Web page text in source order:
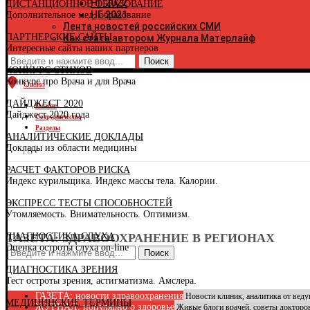
ДИСТАНЦИОННОЕ ОБРАЗОВАНИЕ
Дополнительное мед. образование
ПАРТНЕРСКИЕ САЙТЫ
Интересные сайты наших партнеров
КОНКУРС СТИХОВ
Конкурс про Врача и для Врача
ДАЙДЖЕСТ 2020
Дайджест 2020 года
АНАЛИТИЧЕСКИЕ ДОКЛАДЫ
Доклады из области медицины
РАСЧЕТ ФАКТОРОВ РИСКА
Индекс курильщика. Индекс массы тела. Калории.
ЭКСПРЕСС ТЕСТЫ СПОСОБНОСТЕЙ
Утомляемость. Внимательность. Оптимизм.
ДИАГНОСТИКА СЛУХА
Оценка остроты слуха on-line
ДИАГНОСТИКА ЗРЕНИЯ
Тест остроты зрения, астигматизма. Амслера.
МЕДИЦИНСКИЕ ТЕРМИНЫ
НГ 2022
НГ 2021
Лента новостей российских СМИ
Как стать автором Журнала Матерлайф
Огайо
О сайте
Сотрудничество
Разделы
18+
ГАЗЕТА: ЗДРАВООХРАНЕНИЕ В РЕГИОНАХ
Поиск
ГАЗЕТА: новости здравоохранения Новости клиник, аналитика от
ЖУРНАЛ: популярно о здоровье Живые блоги врачей, советы